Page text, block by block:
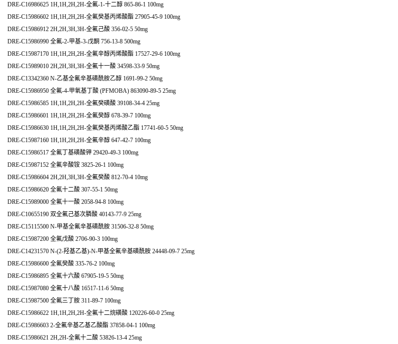
DRE-C16986625 1H,1H,2H,2H-全氟-1-十二醇 865-86-1 100mg
DRE-C15986602 1H,1H,2H,2H-全氟癸基丙烯酸酯 27905-45-9 100mg
DRE-C15986912 2H,2H,3H,3H-全氟己酸 356-02-5 50mg
DRE-C15986990 全氟-2-甲基-3-戊酮 756-13-8 500mg
DRE-C15987170 1H,1H,2H,2H-全氟辛醇丙烯酸酯 17527-29-6 100mg
DRE-C15989010 2H,2H,3H,3H-全氟十一酸 34598-33-9 50mg
DRE-C13342360 N-乙基全氟辛基磺酰胺乙醇 1691-99-2 50mg
DRE-C15986950 全氟-4-甲氧基丁酸 (PFMOBA) 863090-89-5 25mg
DRE-C15986585 1H,1H,2H,2H-全氟癸磺酸 39108-34-4 25mg
DRE-C15986601 1H,1H,2H,2H-全氟癸醇 678-39-7 100mg
DRE-C15986630 1H,1H,2H,2H-全氟癸基丙烯酸乙酯 17741-60-5 50mg
DRE-C15987160 1H,1H,2H,2H-全氟辛醇 647-42-7 100mg
DRE-C15986517 全氟丁基磺酸钾 29420-49-3 100mg
DRE-C15987152 全氟辛酸铵 3825-26-1 100mg
DRE-C15986604 2H,2H,3H,3H-全氟癸酸 812-70-4 10mg
DRE-C15986620 全氟十二酸 307-55-1 50mg
DRE-C15989000 全氟十一酸 2058-94-8 100mg
DRE-C10655190 双全氟己基次膦酸 40143-77-9 25mg
DRE-C15115500 N-甲基全氟辛基磺酰胺 31506-32-8 50mg
DRE-C15987200 全氟戊酸 2706-90-3 100mg
DRE-C14231570 N-(2-羟基乙基)-N-甲基全氟辛基磺酰胺 24448-09-7 25mg
DRE-C15986600 全氟癸酸 335-76-2 100mg
DRE-C15986895 全氟十六酸 67905-19-5 50mg
DRE-C15987080 全氟十八酸 16517-11-6 50mg
DRE-C15987500 全氟三丁胺 311-89-7 100mg
DRE-C15986622 1H,1H,2H,2H-全氟十二烷磺酸 120226-60-0 25mg
DRE-C15986603 2-全氟辛基乙基乙酸酯 37858-04-1 100mg
DRE-C15986621 2H,2H-全氟十二酸 53826-13-4 25mg